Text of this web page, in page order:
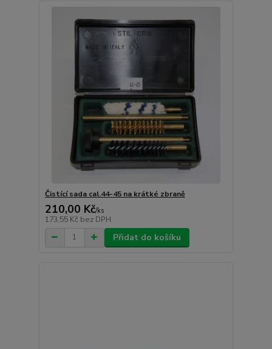
Čistící sada cal.44-45 na krátké zbraně
210,00 Kč/ks
173,55 Kč bez DPH
Přidat do košíku